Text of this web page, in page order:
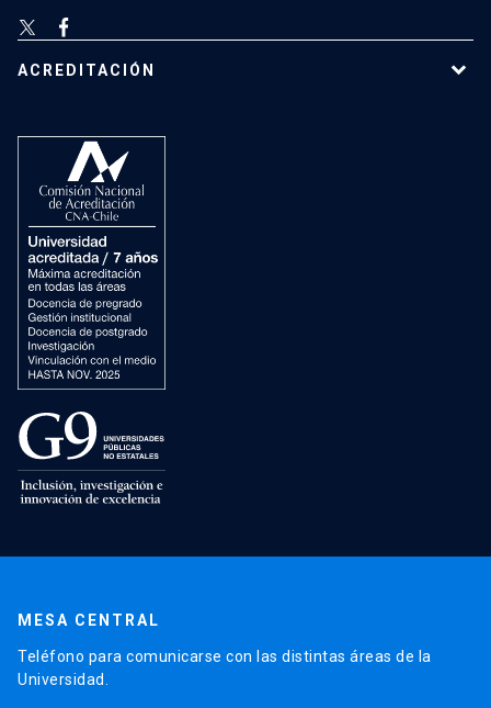
ACREDITACIÓN
MESA CENTRAL
Teléfono para comunicarse con las distintas áreas de la
Universidad.